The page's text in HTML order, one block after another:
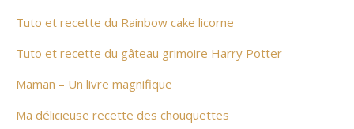
Tuto et recette du Rainbow cake licorne
Tuto et recette du gâteau grimoire Harry Potter
Maman – Un livre magnifique
Ma délicieuse recette des chouquettes